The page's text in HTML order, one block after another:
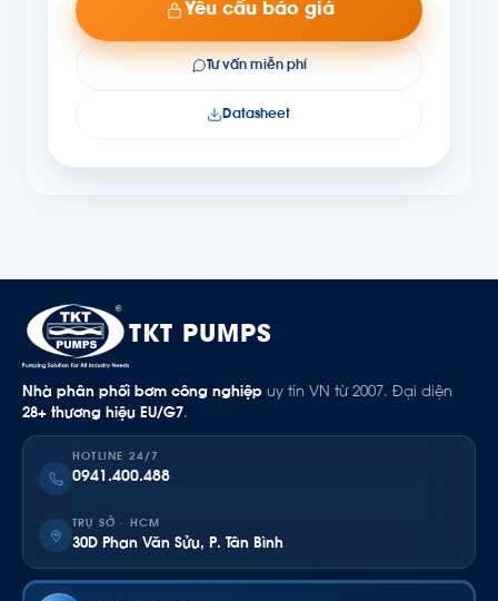
Yêu cầu báo giá
Tư vấn miễn phí
Datasheet
TKT PUMPS
Nhà phân phối bơm công nghiệp uy tín VN từ 2007. Đại diện
28+ thương hiệu EU/G7.
HOTLINE 24/7
0941.400.488
TRỤ SỞ · HCM
30D Phan Văn Sửu, P. Tân Bình